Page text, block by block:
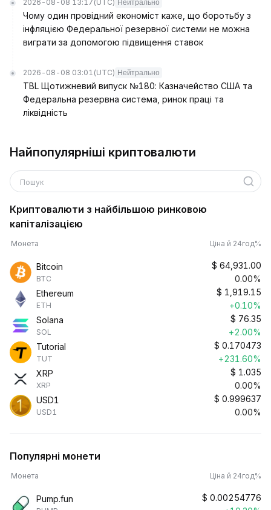
2026-08-08 13:17 (UTC) Нейтрально
Чому один провідний економіст каже, що боротьбу з
інфляцією Федеральної резервної системи не можна
виграти за допомогою підвищення ставок
2026-08-08 03:01 (UTC) Нейтрально
TBL Щотижневий випуск №180: Казначейство США та
Федеральна резервна система, ринок праці та
ліквідність
Найпопулярніші криптовалюти
Пошук
Криптовалюти з найбільшою ринковою
капіталізацією
Монета Ціна й 24год%
Bitcoin
BTC
$ 64,931.00
0.00%
Ethereum
ETH
$ 1,919.15
+0.10%
Solana
SOL
$ 76.35
+2.00%
Tutorial
TUT
$ 0.170473
+231.60%
XRP
XRP
$ 1.035
0.00%
USD1
USD1
$ 0.999637
0.00%
Популярні монети
Монета Ціна й 24год%
Pump.fun $ 0.00254776